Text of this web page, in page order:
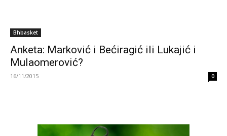
Bhbasket
Anketa: Marković i Bećiragić ili Lukajić i
Mulaomerović?
16/11/2015 0